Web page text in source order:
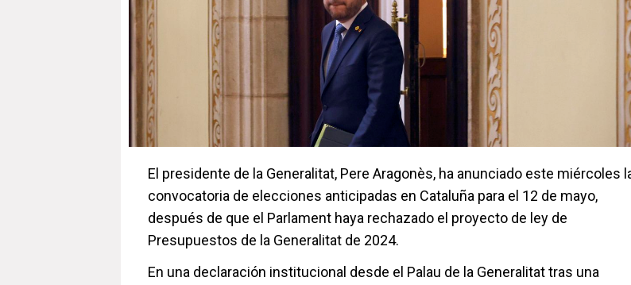
El presidente de la Generalitat, Pere Aragonès, ha anunciado este miércoles
convocatoria de elecciones anticipadas en Cataluña para el 12 de mayo,
después de que el Parlament haya rechazado el proyecto de ley de
Presupuestos de la Generalitat de 2024.
En una declaración institucional desde el Palau de la Generalitat tras una